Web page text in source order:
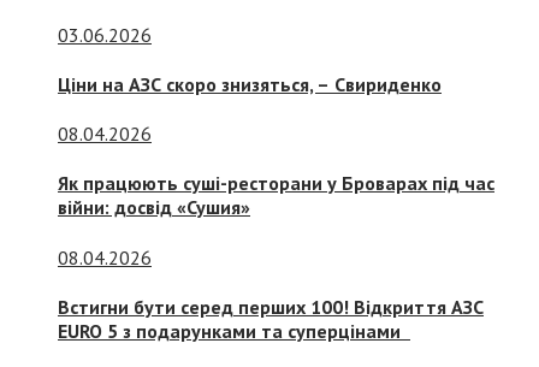
03.06.2026
Ціни на АЗС скоро знизяться, – Свириденко
08.04.2026
Як працюють суші-ресторани у Броварах під час
війни: досвід «Сушия»
08.04.2026
Встигни бути серед перших 100! Відкриття АЗС
EURO 5 з подарунками та суперцінами